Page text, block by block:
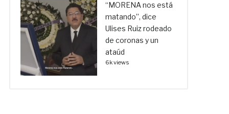
“MORENA nos está
matando”, dice
Ulises Ruiz rodeado
de coronas y un
ataúd
6k views